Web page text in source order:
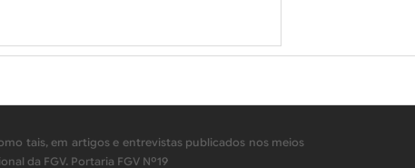
tais, em artigos e entrevistas publicados nos meios
da FGV. Portaria FGV Nº19